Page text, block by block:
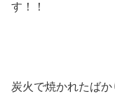
す！！
炭火で焼かれたば